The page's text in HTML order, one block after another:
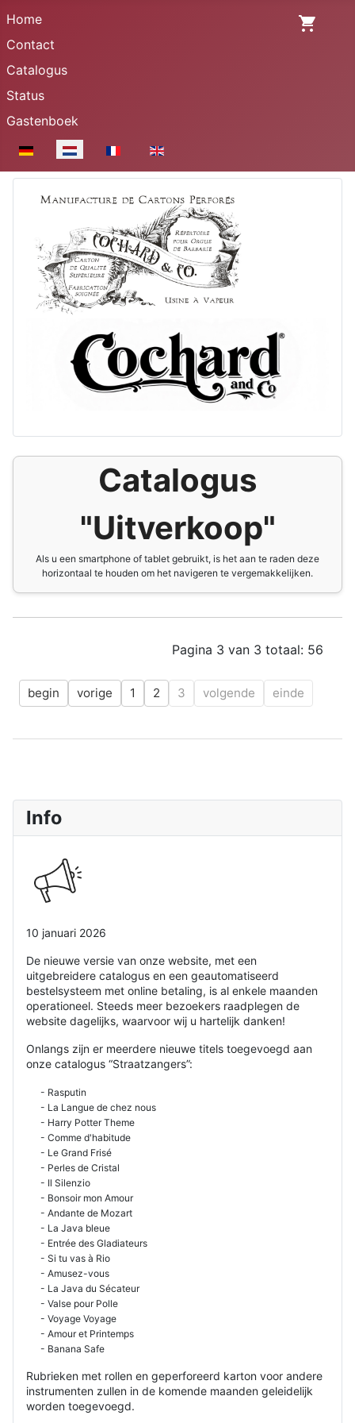
Home
Contact
Catalogus
Status
Gastenboek
Selecteer de taal
Info
10 januari 2026
De nieuwe versie van onze website, met een
uitgebreidere catalogus en een geautomatiseerd
bestelsysteem met online betaling, is al enkele maanden
operationeel. Steeds meer bezoekers raadplegen de
website dagelijks, waarvoor wij u hartelijk danken!
Onlangs zijn er meerdere nieuwe titels toegevoegd aan
onze catalogus “Straatzangers”:
- Rasputin
- La Langue de chez nous
- Harry Potter Theme
- Comme d'habitude
- Le Grand Frisé
- Perles de Cristal
- Il Silenzio
- Bonsoir mon Amour
- Andante de Mozart
- La Java bleue
- Entrée des Gladiateurs
- Si tu vas à Rio
- Amusez-vous
- La Java du Sécateur
- Valse pour Polle
- Voyage Voyage
- Amour et Printemps
- Banana Safe
Rubrieken met rollen en geperforeerd karton voor andere
instrumenten zullen in de komende maanden geleidelijk
worden toegevoegd.
Catalogus
"Uitverkoop"
Als u een smartphone of tablet gebruikt, is het aan te raden deze
horizontaal te houden om het navigeren te vergemakkelijken.
Pagina 3 van 3 totaal: 56
begin vorige 1 2 3 volgende einde